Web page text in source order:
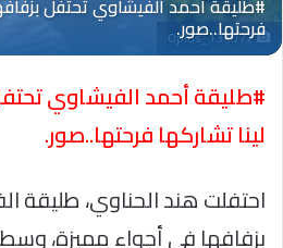
Oplus_131072
#طليقة أحمد الفيشاوي
لينا تشاركها فرحتها..صور.
احتفلت هند الحناوي، طليقة
بزفافها في أجواء مميزة،